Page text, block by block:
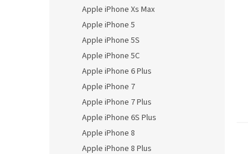
Apple iPhone Xs Max
Apple iPhone 5
Apple iPhone 5S
Apple iPhone 5C
Apple iPhone 6 Plus
Apple iPhone 7
Apple iPhone 7 Plus
Apple iPhone 6S Plus
Apple iPhone 8
Apple iPhone 8 Plus